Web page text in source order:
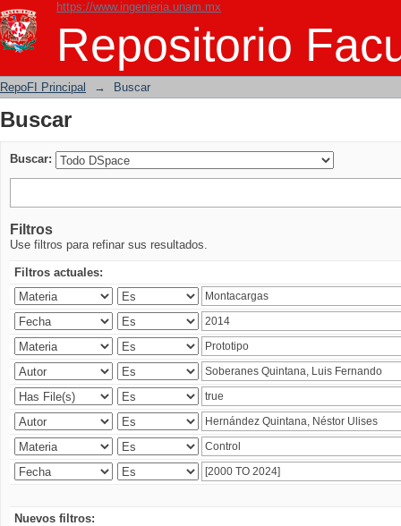
https://www.ingenieria.unam.mx
Repositorio
Buscar
RepoFI Principal → Buscar
Buscar
Buscar:
Filtros
Use filtros para refinar sus resultados.
Filtros actuales:
Nuevos filtros: